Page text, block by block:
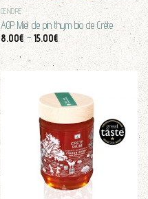
CENDRE
AOP Miel de pin thym bio de Crète
8.00€–15.00€